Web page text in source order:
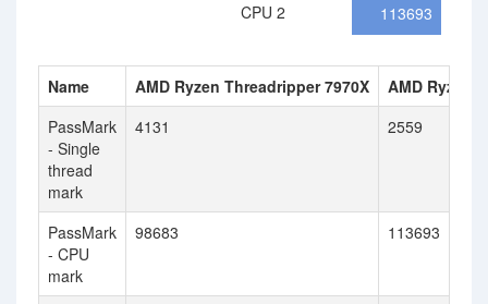
CPU 2
113693
Name AMD Ryzen Threadripper 7970X
AMD Ryzen
PassMark
- Single
thread
mark
4131 2559
PassMark
- CPU
mark
98683 113693